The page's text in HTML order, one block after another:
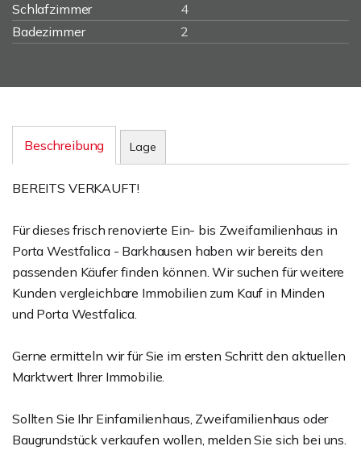
Schlafzimmer
4
Badezimmer
2
Beschreibung Lage
BEREITS VERKAUFT!
Für dieses frisch renovierte Ein- bis Zweifamilienhaus in
Porta Westfalica - Barkhausen haben wir bereits den
passenden Käufer finden können. Wir suchen für weitere
Kunden vergleichbare Immobilien zum Kauf in Minden
und Porta Westfalica.
Gerne ermitteln wir für Sie im ersten Schritt den aktuellen
Marktwert Ihrer Immobilie.
Sollten Sie Ihr Einfamilienhaus, Zweifamilienhaus oder
Baugrundstück verkaufen wollen, melden Sie sich bei uns.